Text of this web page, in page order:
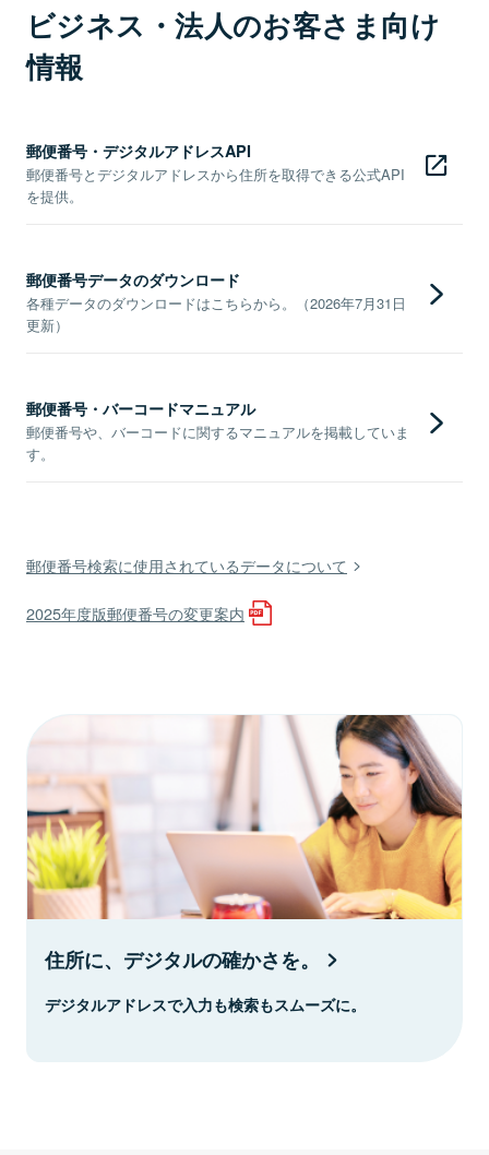
ビジネス・法人のお客さま向け
情報
郵便番号・デジタルアドレスAPI
郵便番号とデジタルアドレスから住所を取得できる公式API
を提供。
郵便番号データのダウンロード
各種データのダウンロードはこちらから。（2026年7月31日
更新）
郵便番号・バーコードマニュアル
郵便番号や、バーコードに関するマニュアルを掲載していま
す。
郵便番号検索に使用されているデータについて
2025年度版郵便番号の変更案内
住所に、デジタルの確かさを。
デジタルアドレスで入力も検索もスムーズに。